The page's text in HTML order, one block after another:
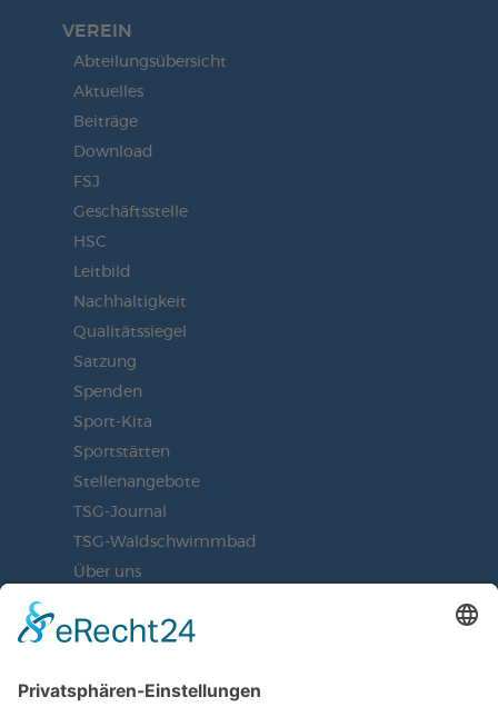
VEREIN
Abteilungsübersicht
Aktuelles
Beiträge
Download
FSJ
Geschäftsstelle
HSC
Leitbild
Nachhaltigkeit
Qualitätssiegel
Satzung
Spenden
Sport-Kita
Sportstätten
Stellenangebote
TSG-Journal
TSG-Waldschwimmbad
Über uns
BLEIBEN SIE AUF DEM